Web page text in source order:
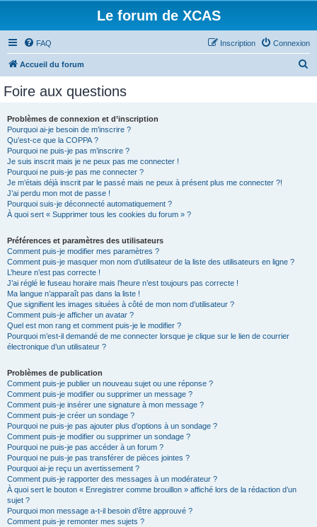
Le forum de XCAS
FAQ Connexion
Inscription
Accueil du forum
Foire aux questions
Problèmes de connexion et d’inscription
Pourquoi ai-je besoin de m’inscrire ?
Qu’est-ce que la COPPA ?
Pourquoi ne puis-je pas m’inscrire ?
Je suis inscrit mais je ne peux pas me connecter !
Pourquoi ne puis-je pas me connecter ?
Je m’étais déjà inscrit par le passé mais ne peux à présent plus me connecter ?!
J’ai perdu mon mot de passe !
Pourquoi suis-je déconnecté automatiquement ?
À quoi sert « Supprimer tous les cookies du forum » ?
Préférences et paramètres des utilisateurs
Comment puis-je modifier mes paramètres ?
Comment puis-je masquer mon nom d’utilisateur de la liste des utilisateurs en ligne ?
L’heure n’est pas correcte !
J’ai réglé le fuseau horaire mais l’heure n’est toujours pas correcte !
Ma langue n’apparaît pas dans la liste !
Que signifient les images situées à côté de mon nom d’utilisateur ?
Comment puis-je afficher un avatar ?
Quel est mon rang et comment puis-je le modifier ?
Pourquoi m’est-il demandé de me connecter lorsque je clique sur le lien de courrier
électronique d’un utilisateur ?
Problèmes de publication
Comment puis-je publier un nouveau sujet ou une réponse ?
Comment puis-je modifier ou supprimer un message ?
Comment puis-je insérer une signature à mon message ?
Comment puis-je créer un sondage ?
Pourquoi ne puis-je pas ajouter plus d’options à un sondage ?
Comment puis-je modifier ou supprimer un sondage ?
Pourquoi ne puis-je pas accéder à un forum ?
Pourquoi ne puis-je pas transférer de pièces jointes ?
Pourquoi ai-je reçu un avertissement ?
Comment puis-je rapporter des messages à un modérateur ?
À quoi sert le bouton « Enregistrer comme brouillon » affiché lors de la rédaction d’un
sujet ?
Pourquoi mon message a-t-il besoin d’être approuvé ?
Comment puis-je remonter mes sujets ?